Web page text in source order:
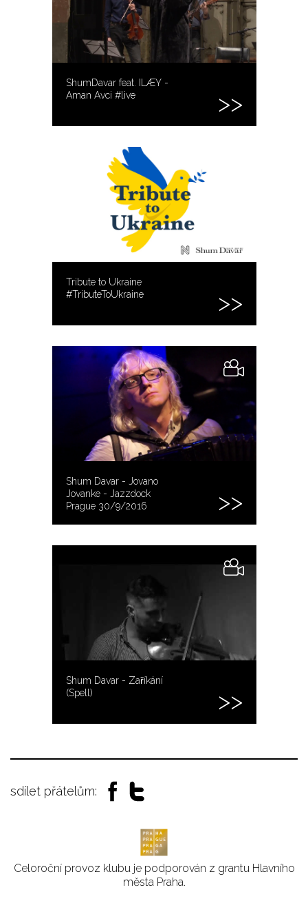
ShumDavar feat. ILÆY -
Aman Avci #live
Tribute to Ukraine
#TributeToUkraine
Shum Davar - Jovano
Jovanke - Jazzdock
Prague 30/9/2016
Shum Davar - Zaříkání
(Spell)
sdílet přátelům:
Celoroční provoz klubu je podporován z grantu Hlavního
města Praha.